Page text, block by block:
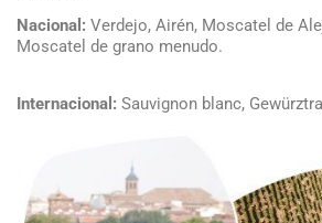
Nacional: Verdejo, Airén, Moscatel de
Moscatel de grano menudo.
Internacional: Sauvignon blanc,